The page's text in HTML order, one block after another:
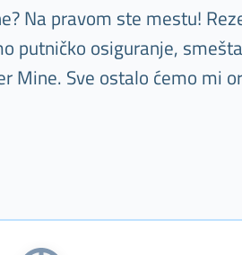
Na pravom ste mestu!
putničko osiguranje,
Mine. Sve ostalo ćemo mi